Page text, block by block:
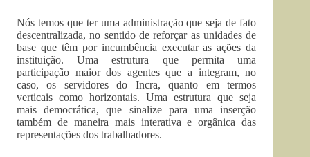
Nós temos que ter uma administração que seja de fato
descentralizada, no sentido de reforçar as unidades de
base que têm por incumbência executar as ações da
instituição. Uma estrutura que permita uma
participação maior dos agentes que a integram, no
caso, os servidores do Incra, quanto em termos
verticais como horizontais. Uma estrutura que seja
mais democrática, que sinalize para uma inserção
também de maneira mais interativa e orgânica das
representações dos trabalhadores.